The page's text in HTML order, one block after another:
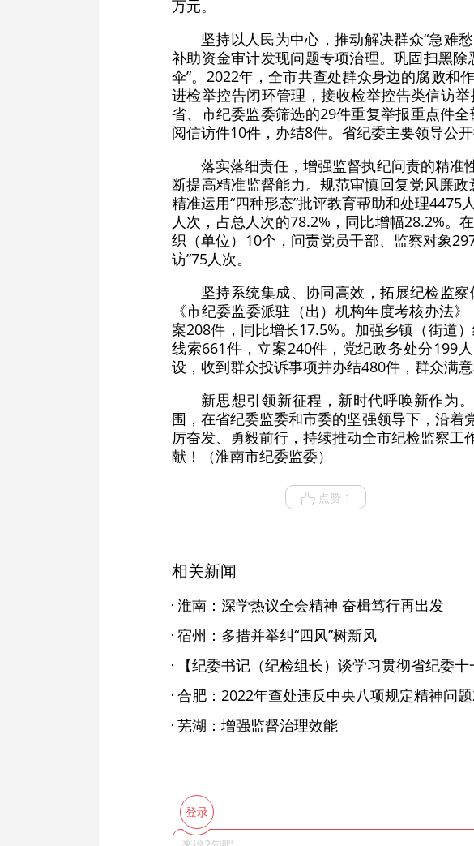
万元。
坚持以人民为中心，推动解决群众“急难
补助资金审计发现问题专项治理。巩固扫黑
伞”。2022年，全市共查处群众身边的腐败和
进检举控告闭环管理，接收检举控告类信访
省、市纪委监委筛选的29件重复举报重点件
阅信访件10件，办结8件。省纪委主要领导公
落实落细责任，增强监督执纪问责的精准
断提高精准监督能力。规范审慎回复党风廉
精准运用“四种形态”批评教育帮助和处理
人次，占总人次的78.2%，同比增幅28.2%。
织（单位）10个，问责党员干部、监察对象
访”75人次。
坚持系统集成、协同高效，拓展纪检监
《市纪委监委派驻（出）机构年度考核办法
案208件，同比增长17.5%。加强乡镇（街道
线索661件，立案240件，党纪政务处分199
设，收到群众投诉事项并办结480件，群众满意
新思想引领新征程，新时代呼唤新作为
围，在省纪委监委和市委的坚强领导下，沿
厉奋发、勇毅前行，持续推动全市纪检监察
献！（淮南市纪委监委）
点赞 1
相关新闻
淮南：深学热议全会精神 奋楫笃行再出发
宿州：多措并举纠“四风”树新风
芜湖：增强监督治理效能
登录